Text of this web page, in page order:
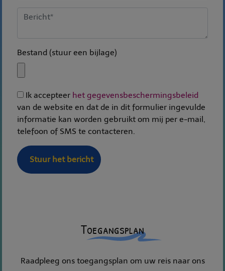
Bestand (stuur een bijlage)
Ik accepteer het gegevensbeschermingsbeleid
van de website en dat de in dit formulier ingevulde
informatie kan worden gebruikt om mij per e-mail,
telefoon of SMS te contacteren.
Stuur het bericht
Toegangsplan
Raadpleeg ons toegangsplan om uw reis naar ons